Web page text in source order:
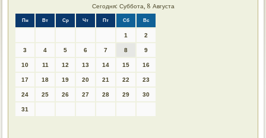
Сегодня: Суббота, 8 Августа
Пн Вт Ср Чт Пт Сб Вс
1 2
3 4 5 6 7 8 9
10 11 12 13 14 15 16
17 18 19 20 21 22 23
24 25 26 27 28 29 30
31